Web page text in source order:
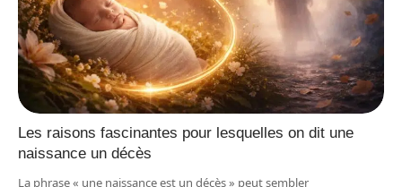
Les raisons fascinantes pour lesquelles on dit une
naissance un décès
La phrase « une naissance est un décès » peut sembler